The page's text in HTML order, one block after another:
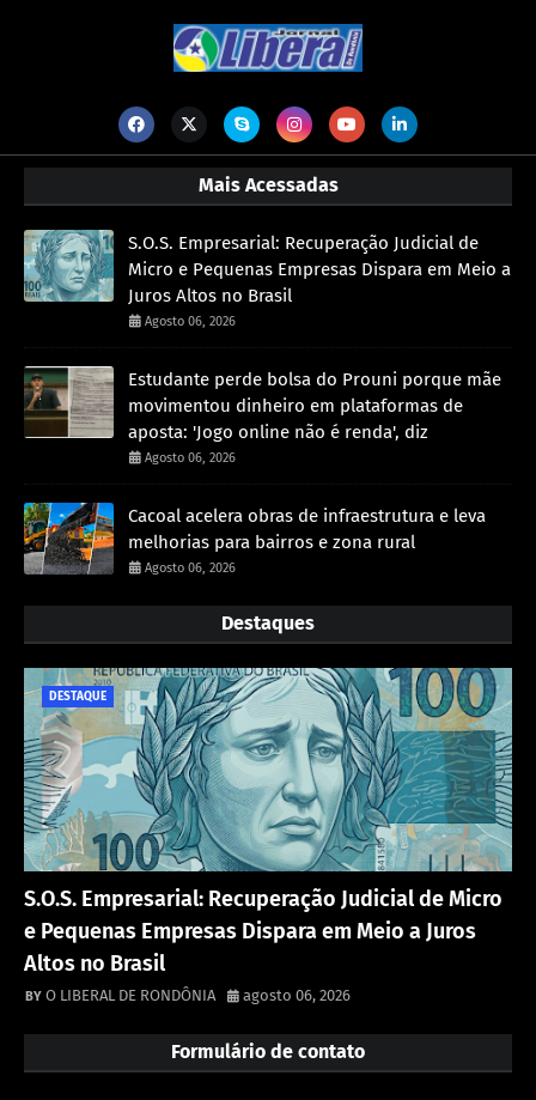
Mais Acessadas
S.O.S. Empresarial: Recuperação Judicial de
Micro e Pequenas Empresas Dispara em Meio a
Juros Altos no Brasil
Agosto 06, 2026
Estudante perde bolsa do Prouni porque mãe
movimentou dinheiro em plataformas de
aposta: 'Jogo online não é renda', diz
Agosto 06, 2026
Cacoal acelera obras de infraestrutura e leva
melhorias para bairros e zona rural
Agosto 06, 2026
Destaques
DESTAQUE
S.O.S. Empresarial: Recuperação Judicial de Micro
e Pequenas Empresas Dispara em Meio a Juros
Altos no Brasil
O LIBERAL DE RONDÔNIA agosto 06, 2026
Formulário de contato